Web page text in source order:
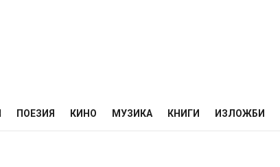
ПОЕЗИЯ КИНО МУЗИКА КНИГИ ИЗЛОЖБИ